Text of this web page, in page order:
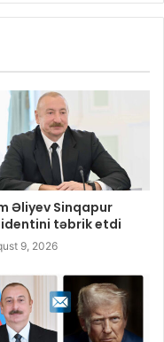
Əliyev Sinqapur
təbrik etdi
9, 2026